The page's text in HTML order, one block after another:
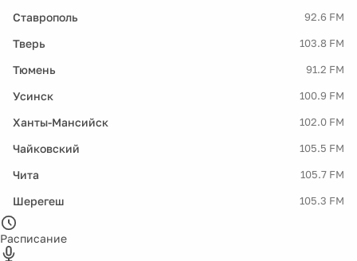
Ставрополь 92.6 FM
Тверь 103.8 FM
Тюмень 91.2 FM
Усинск 100.9 FM
Ханты-Мансийск 102.0 FM
Чайковский 105.5 FM
Чита 105.7 FM
Шерегеш 105.3 FM
Расписание